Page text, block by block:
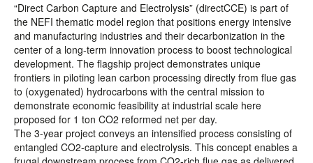
“Direct Carbon Capture and Electrolysis” (directCCE) is part of
the NEFI thematic model region that positions energy intensive
and manufacturing industries and their decarbonization in the
center of a long-term innovation process to boost technological
development. The flagship project demonstrates unique
frontiers in piloting lean carbon processing directly from flue gas
to (oxygenated) hydrocarbons with the central mission to
demonstrate economic feasibility at industrial scale here
proposed for 1 ton CO2 reformed net per day.
The 3-year project conveys an intensified process consisting of
entangled CO2-capture and electrolysis. This concept enables a